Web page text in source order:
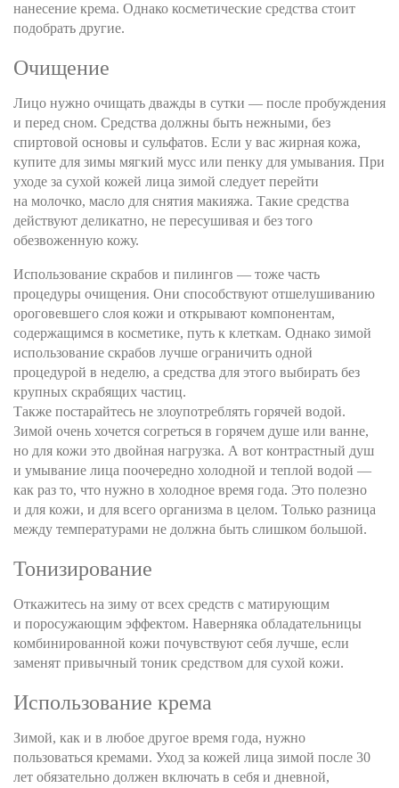
нанесение крема. Однако косметические средства стоит
подобрать другие.
Очищение
Лицо нужно очищать дважды в сутки — после пробуждения
и перед сном. Средства должны быть нежными, без
спиртовой основы и сульфатов. Если у вас жирная кожа,
купите для зимы мягкий мусс или пенку для умывания. При
уходе за сухой кожей лица зимой следует перейти
на молочко, масло для снятия макияжа. Такие средства
действуют деликатно, не пересушивая и без того
обезвоженную кожу.
Использование скрабов и пилингов — тоже часть
процедуры очищения. Они способствуют отшелушиванию
ороговевшего слоя кожи и открывают компонентам,
содержащимся в косметике, путь к клеткам. Однако зимой
использование скрабов лучше ограничить одной
процедурой в неделю, а средства для этого выбирать без
крупных скрабящих частиц.
Также постарайтесь не злоупотреблять горячей водой.
Зимой очень хочется согреться в горячем душе или ванне,
но для кожи это двойная нагрузка. А вот контрастный душ
и умывание лица поочередно холодной и теплой водой —
как раз то, что нужно в холодное время года. Это полезно
и для кожи, и для всего организма в целом. Только разница
между температурами не должна быть слишком большой.
Тонизирование
Откажитесь на зиму от всех средств с матирующим
и поросужающим эффектом. Наверняка обладательницы
комбинированной кожи почувствуют себя лучше, если
заменят привычный тоник средством для сухой кожи.
Использование крема
Зимой, как и в любое другое время года, нужно
пользоваться кремами. Уход за кожей лица зимой после 30
лет обязательно должен включать в себя и дневной,